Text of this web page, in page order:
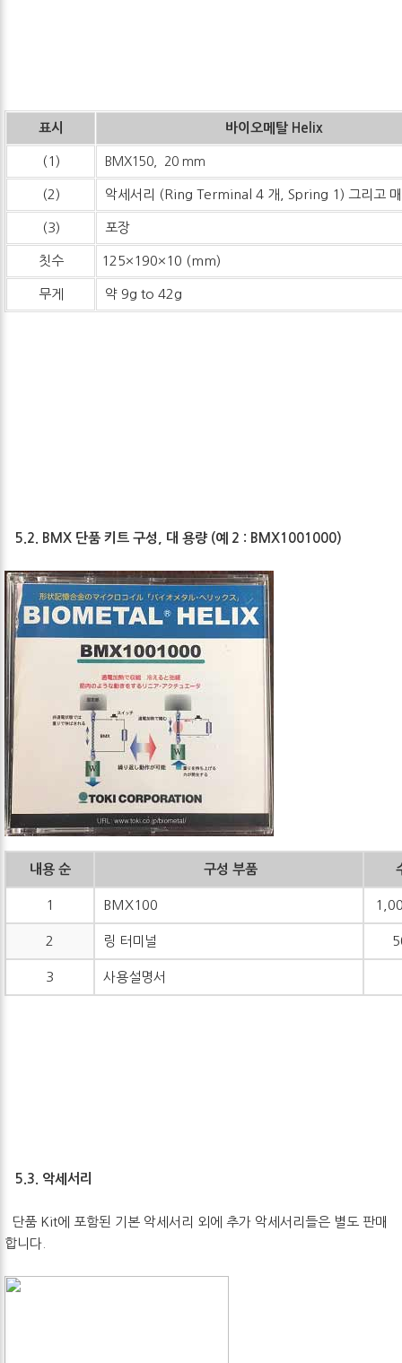
표시 바이오메탈 Helix
(1) BMX150, 20 mm
(2) 악세서리 (Ring Terminal 4 개, Spring 1) 그리고
(3) 포장
칫수 125×190×10 (mm)
무게 약 9g to 42g
5.2. BMX 단품 키트 구성, 대 용량 (예 2 : BMX1001000)
내용 순 구성 부품
1 BMX100
2 링 터미널
3 사용설명서
5.3. 악세서리
단품 Kit에 포함된 기본 악세서리 외에 추가 악세서리들은 별도 판매
합니다.